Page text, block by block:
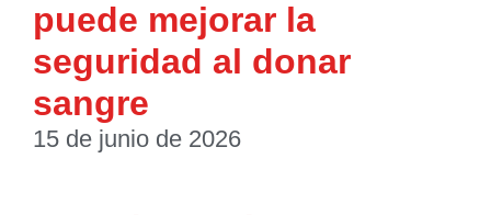
puede mejorar la
seguridad al donar
sangre
15 de junio de 2026